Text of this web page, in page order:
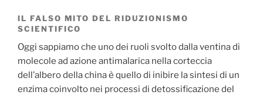
IL FALSO MITO DEL RIDUZIONISMO
SCIENTIFICO
Oggi sappiamo che uno dei ruoli svolto dalla ventina di
molecole ad azione antimalarica nella corteccia
dell’albero della china è quello di inibire la sintesi di un
enzima coinvolto nei processi di detossificazione del